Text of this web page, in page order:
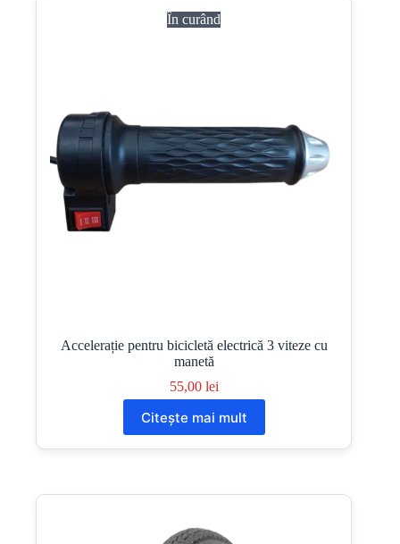
În curând
Accelerație pentru bicicletă electrică 3 viteze cu
manetă
55,00 lei
Citește mai mult